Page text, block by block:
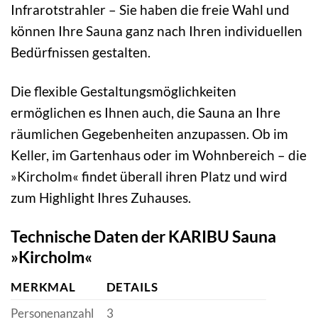
Infrarotstrahler – Sie haben die freie Wahl und
können Ihre Sauna ganz nach Ihren individuellen
Bedürfnissen gestalten.
Die flexible Gestaltungsmöglichkeiten
ermöglichen es Ihnen auch, die Sauna an Ihre
räumlichen Gegebenheiten anzupassen. Ob im
Keller, im Gartenhaus oder im Wohnbereich – die
»Kircholm« findet überall ihren Platz und wird
zum Highlight Ihres Zuhauses.
Technische Daten der KARIBU Sauna
»Kircholm«
MERKMAL
DETAILS
Personenanzahl
3